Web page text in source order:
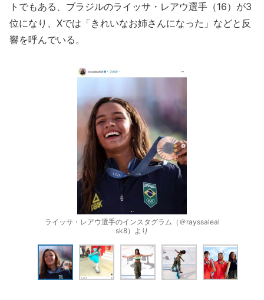
トでもある、ブラジルのライッサ・レアウ選手（16）が3
位になり、Xでは「きれいなお姉さんになった」などと反
響を呼んでいる。
ライッサ・レアウ選手のインスタグラム（＠rayssaleal
sk8）より